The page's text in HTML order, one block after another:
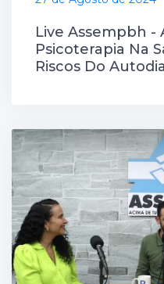
Live Assempbh -
Psicoterapia Na
Riscos Do